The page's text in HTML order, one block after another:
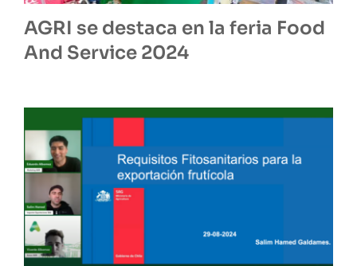
AGRI se destaca en la feria Food
And Service 2024